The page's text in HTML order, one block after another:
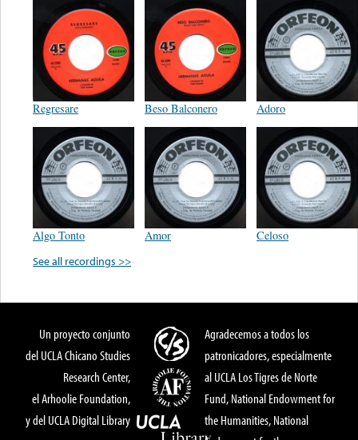
Regresare Beso Balconero Adoro
Algo Tonto Amor
Celoso
See all recordings >>
Un proyecto conjunto
del UCLA Chicano Studies
Research Center,
el Arhoolie Foundation,
y del UCLA Digital Library
Agradecemos a todos los
patronicadores, especialmente
al UCLA Los Tigres de Norte
Fund, National Endowment for
the Humanities, National